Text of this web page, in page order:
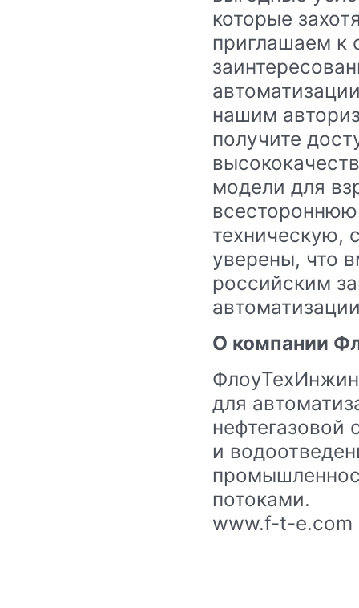
которые
приглашаем к
нашим
получите
модели для
техническую,
уверены, что
российским
О компании
для
нефтегазовой
и
потоками.
www.f-t-e.com